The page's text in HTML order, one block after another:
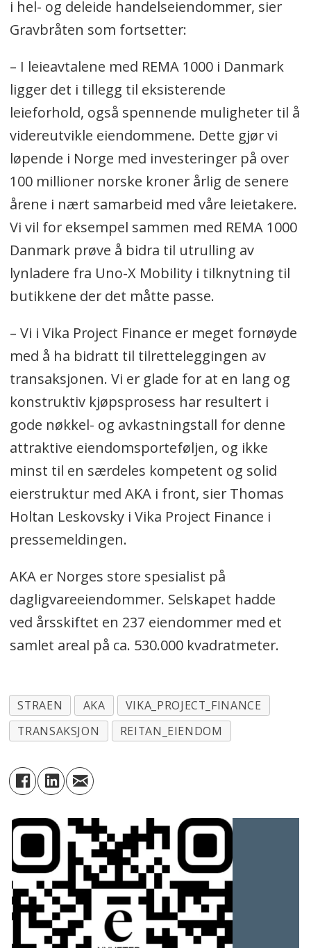
i hel- og deleide handelseiendommer, sier
Gravbråten som fortsetter:
– I leieavtalene med REMA 1000 i Danmark
ligger det i tillegg til eksisterende
leieforhold, også spennende muligheter til å
videreutvikle eiendommene. Dette gjør vi
løpende i Norge med investeringer på over
100 millioner norske kroner årlig de senere
årene i nært samarbeid med våre leietakere.
Vi vil for eksempel sammen med REMA 1000
Danmark prøve å bidra til utrulling av
lynladere fra Uno-X Mobility i tilknytning til
butikkene der det måtte passe.
– Vi i Vika Project Finance er meget fornøyde
med å ha bidratt til tilretteleggingen av
transaksjonen. Vi er glade for at en lang og
konstruktiv kjøpsprosess har resultert i
gode nøkkel- og avkastningstall for denne
attraktive eiendomsporteføljen, og ikke
minst til en særdeles kompetent og solid
eierstruktur med AKA i front, sier Thomas
Holtan Leskovsky i Vika Project Finance i
pressemeldingen.
AKA er Norges store spesialist på
dagligvareeiendommer. Selskapet hadde
ved årsskiftet en 237 eiendommer med et
samlet areal på ca. 530.000 kvadratmeter.
STRAEN AKA
VIKA_PROJECT_FINANCE
TRANSAKSJON
REITAN_EIENDOM